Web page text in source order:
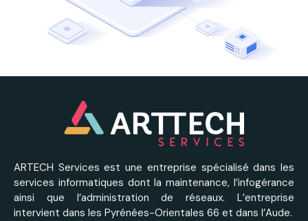
ARTECH Services est une entreprise spécialisé dans les
services informatiques dont la maintenance, l’infogérance
ainsi que l’administration de réseaux. L’entreprise
intervient dans les Pyrénées-Orientales 66 et dans l’Aude.